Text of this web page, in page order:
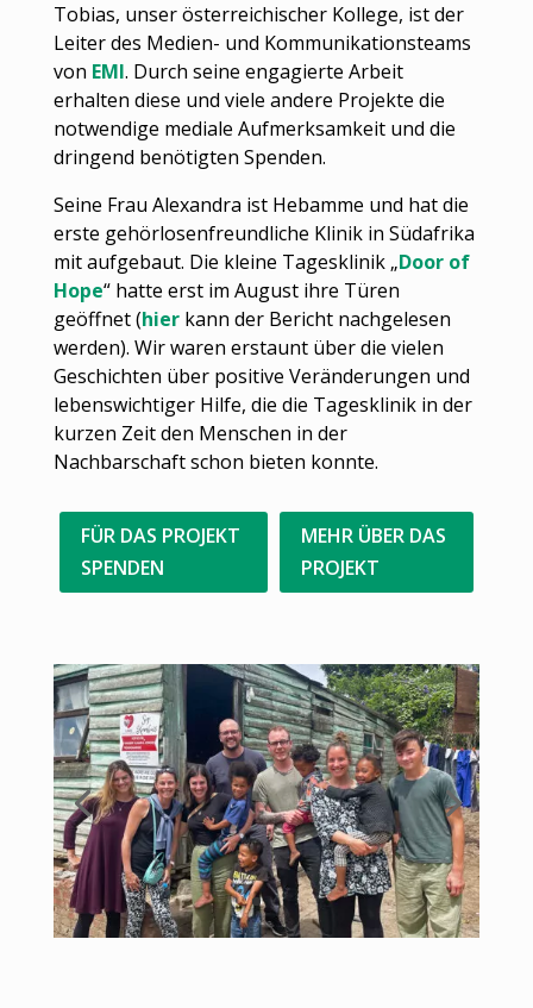
Tobias, unser österreichischer Kollege, ist der
Leiter des Medien- und Kommunikationsteams
von EMI. Durch seine engagierte Arbeit
erhalten diese und viele andere Projekte die
notwendige mediale Aufmerksamkeit und die
dringend benötigten Spenden.
Seine Frau Alexandra ist Hebamme und hat die
erste gehörlosenfreundliche Klinik in Südafrika
mit aufgebaut. Die kleine Tagesklinik „Door of
Hope“ hatte erst im August ihre Türen
geöffnet (hierkann der Bericht nachgelesen
werden). Wir waren erstaunt über die vielen
Geschichten über positive Veränderungen und
lebenswichtiger Hilfe, die die Tagesklinik in der
kurzen Zeit den Menschen in der
Nachbarschaft schon bieten konnte.
FÜR DAS PROJEKT
SPENDEN
MEHR ÜBER DAS
PROJEKT